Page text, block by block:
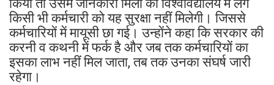
किया तो उसमें जानकारी मिली की विश्वविद्यालय में लगे
किसी भी कर्मचारी को यह सुरक्षा नहीं मिलेगी। जिससे
कर्मचारियों में मायूसी छा गई। उन्होंने कहा कि सरकार की
करनी व कथनी में फर्क है और जब तक कर्मचारियों का
इसका लाभ नहीं मिल जाता, तब तक उनका संघर्ष जारी
रहेगा।